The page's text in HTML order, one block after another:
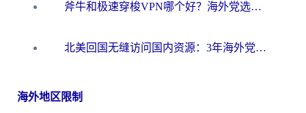
斧牛和极速穿梭VPN哪个好？海外党选回国加速器必看的真实对比与避坑指南
北美回国无缝访问国内资源：3年海外党亲测的加速器选择指南
海外地区限制